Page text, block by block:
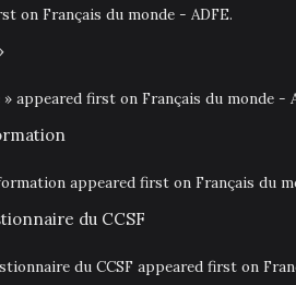
on Français du monde - ADFE.
appeared first on Français du monde -
appeared first on Français du
du CCSF
du CCSF appeared first on